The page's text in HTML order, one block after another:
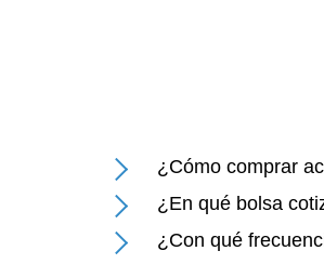
¿Cómo comprar
¿En qué bolsa
¿Con qué